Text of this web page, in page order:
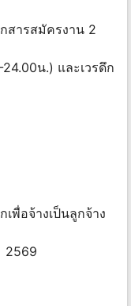
สารสมัครงาน 2
น.) และเวรดึก
พื่อจ้างเป็นลูกจ้าง
2569